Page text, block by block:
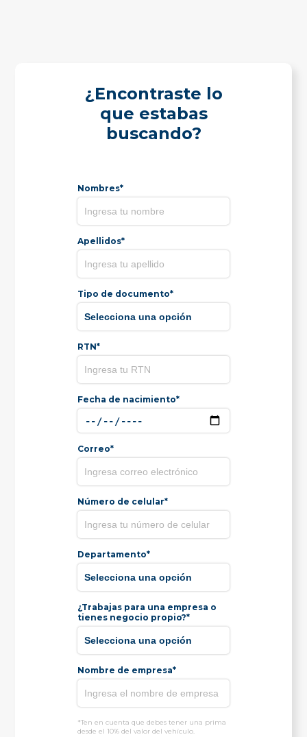
¿Encontraste lo
que estabas
buscando?
Nombres*
Apellidos*
Tipo de documento*
RTN*
Fecha de nacimiento*
Correo*
Número de celular*
Departamento*
¿Trabajas para una empresa o
tienes negocio propio?*
Nombre de empresa*
*Ten en cuenta que debes tener una prima
desde el 10% del valor del vehículo.